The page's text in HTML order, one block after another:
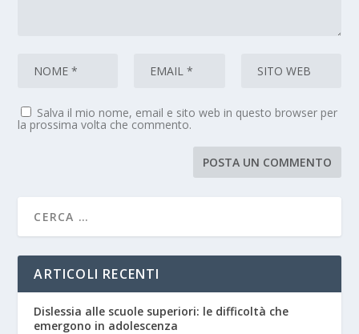
Salva il mio nome, email e sito web in questo browser per
la prossima volta che commento.
ARTICOLI RECENTI
Dislessia alle scuole superiori: le difficoltà che
emergono in adolescenza